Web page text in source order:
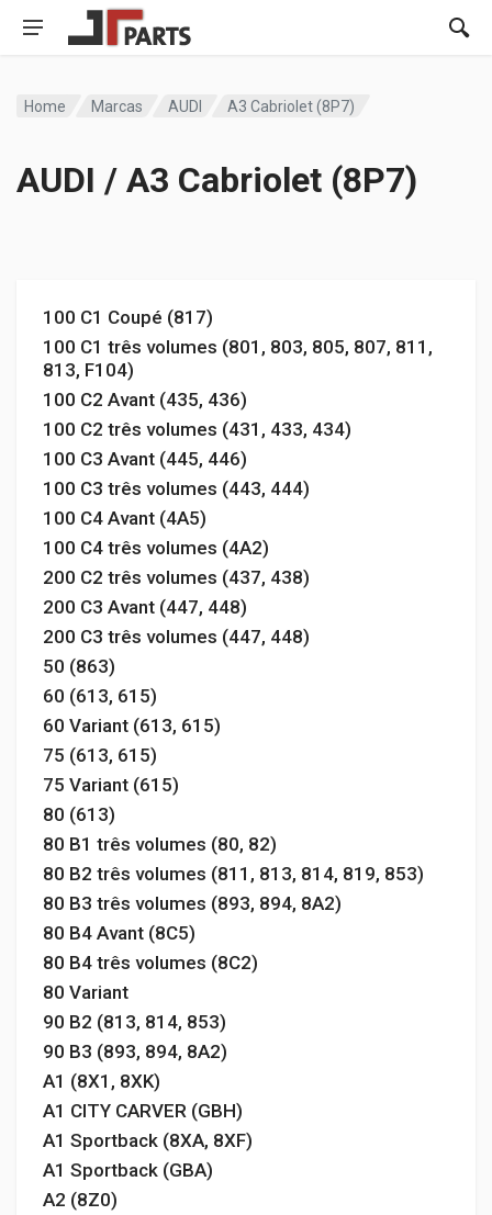
Home Marcas AUDI A3 Cabriolet (8P7)
AUDI / A3 Cabriolet (8P7)
100 C1 Coupé (817)
100 C1 três volumes (801, 803, 805, 807, 811,
813, F104)
100 C2 Avant (435, 436)
100 C2 três volumes (431, 433, 434)
100 C3 Avant (445, 446)
100 C3 três volumes (443, 444)
100 C4 Avant (4A5)
100 C4 três volumes (4A2)
200 C2 três volumes (437, 438)
200 C3 Avant (447, 448)
200 C3 três volumes (447, 448)
50 (863)
60 (613, 615)
60 Variant (613, 615)
75 (613, 615)
75 Variant (615)
80 (613)
80 B1 três volumes (80, 82)
80 B2 três volumes (811, 813, 814, 819, 853)
80 B3 três volumes (893, 894, 8A2)
80 B4 Avant (8C5)
80 B4 três volumes (8C2)
80 Variant
90 B2 (813, 814, 853)
90 B3 (893, 894, 8A2)
A1 (8X1, 8XK)
A1 CITY CARVER (GBH)
A1 Sportback (8XA, 8XF)
A1 Sportback (GBA)
A2 (8Z0)